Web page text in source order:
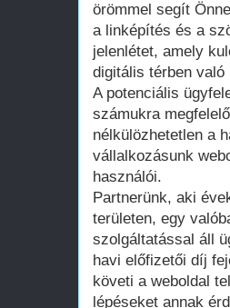
örömmel segít
a linképítés és a
jelenlétet, amely
digitális térben
A potenciális
számukra
nélkülözhetetlen a
vállalkozásunk
használói.
Partnerünk, aki
területen, egy
szolgáltatással áll
havi előfizetői díj
követi a weboldal
lépéseket annak